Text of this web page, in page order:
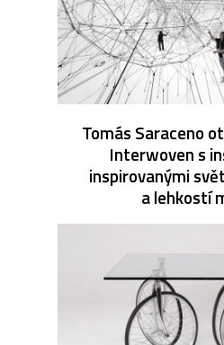
Tomás Saraceno
Interwoven s
inspirovanými
a lehkostí